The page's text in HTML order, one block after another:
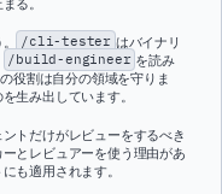
る。
/cli-tester はバイナリ
/build-engineer を読み
役割は自分の領域を守りま
生み出しています。
トだけがレビューをするべき
とレビュアーを使う理由があ
も適用されます。